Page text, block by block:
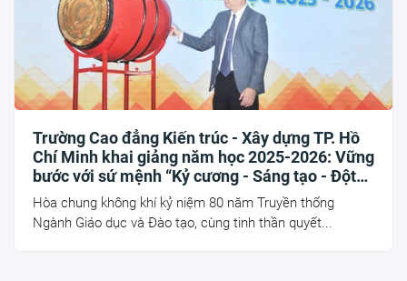
Trường Cao đẳng Kiến trúc - Xây dựng TP. Hồ
Chí Minh khai giảng năm học 2025-2026: Vững
bước với sứ mệnh “Kỷ cương - Sáng tạo - Đột
phá - Phát triển”
Hòa chung không khí kỷ niệm 80 năm Truyền thống
Ngành Giáo dục và Đào tạo, cùng tinh thần quyết...